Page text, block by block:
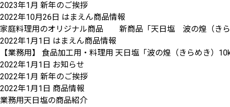
2023年1月 新年のご挨拶
2022年10月26日 はまえん商品情報
家庭料理用のオリジナル商品 新商品「天日塩 波の煌（き
2022年1月1日 はまえん商品情報
【業務用】 食品加工用・料理用 天日塩「波の煌（きらめき）
2022年1月1日 お知らせ
2022年1月 新年のご挨拶
2022年1月1日 商品情報
業務用天日塩の商品紹介